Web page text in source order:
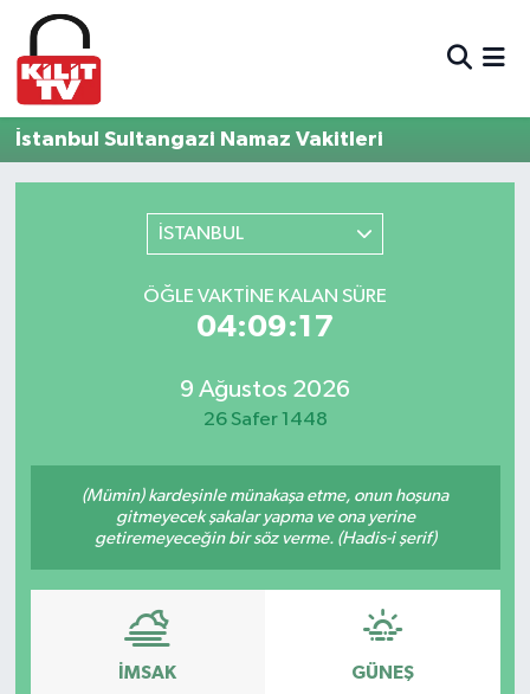
İstanbul Sultangazi Namaz Vakitleri
İSTANBUL
ÖĞLE VAKTINE KALAN SÜRE
04:09:17
9 Ağustos 2026
26 Safer 1448
(Mümin) kardeşinle münakaşa etme, onun hoşuna
gitmeyecek şakalar yapma ve ona yerine
getiremeyeceğin bir söz verme. (Hadis-i şerif)
İMSAK GÜNEŞ
Hava Durumu
Trafik Durumu
Süper Lig Puan Durumu ve Fikstür
Son Dakika Haberleri